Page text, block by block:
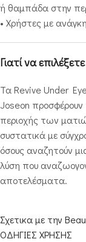
ή θαμπάδα στην
• Χρήστες με
Γιατί να
Τα Revive Under
Joseon
περιοχής των
συστατικά με
όσους αναζητούν
λύση που
αποτελέσματα.
Σχετικα με την
ΟΔΗΓΙΕΣ ΧΡΗΣΗΣ